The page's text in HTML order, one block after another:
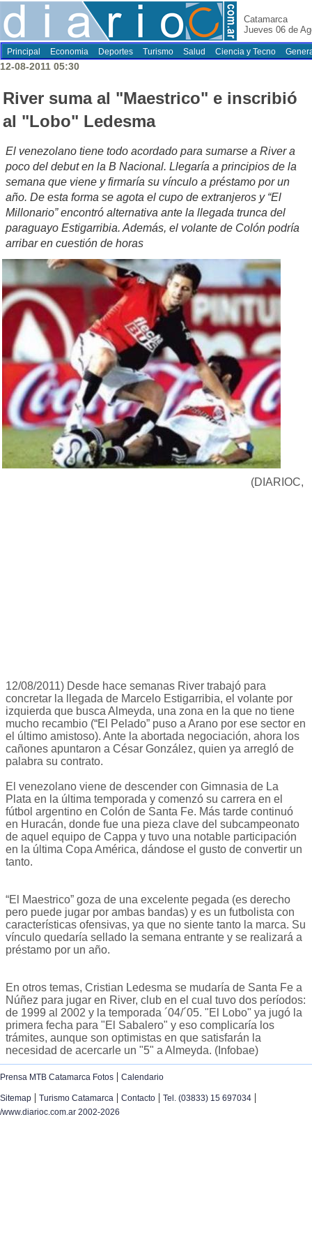
Catamarca
Jueves 06 de
Principal Economia Deportes Turismo Salud Ciencia y Tecno
12-08-2011 05:30
River suma al "Maestrico" e inscribió
al "Lobo" Ledesma
El venezolano tiene todo acordado para sumarse a River a
poco del debut en la B Nacional. Llegaría a principios de la
semana que viene y firmaría su vínculo a préstamo por un
año. De esta forma se agota el cupo de extranjeros y “El
Millonario” encontró alternativa ante la llegada trunca del
paraguayo Estigarribia. Además, el volante de Colón podría
arribar en cuestión de horas
(DIARIOC,
12/08/2011) Desde hace semanas River trabajó para
concretar la llegada de Marcelo Estigarribia, el volante por
izquierda que busca Almeyda, una zona en la que no tiene
mucho recambio (“El Pelado” puso a Arano por ese sector en
el último amistoso). Ante la abortada negociación, ahora los
cañones apuntaron a César González, quien ya arregló de
palabra su contrato.
El venezolano viene de descender con Gimnasia de La
Plata en la última temporada y comenzó su carrera en el
fútbol argentino en Colón de Santa Fe. Más tarde continuó
en Huracán, donde fue una pieza clave del subcampeonato
de aquel equipo de Cappa y tuvo una notable participación
en la última Copa América, dándose el gusto de convertir un
tanto.
“El Maestrico” goza de una excelente pegada (es derecho
pero puede jugar por ambas bandas) y es un futbolista con
características ofensivas, ya que no siente tanto la marca. Su
vínculo quedaría sellado la semana entrante y se realizará a
préstamo por un año.
En otros temas, Cristian Ledesma se mudaría de Santa Fe a
Núñez para jugar en River, club en el cual tuvo dos períodos:
de 1999 al 2002 y la temporada ´04/´05. "El Lobo" ya jugó la
primera fecha para "El Sabalero" y eso complicaría los
trámites, aunque son optimistas en que satisfarán la
necesidad de acercarle un "5" a Almeyda. (Infobae)
Prensa MTB Catamarca Fotos | Calendario
Sitemap | Turismo Catamarca | Contacto | Tel. (03833) 15 697034 |
/www.diarioc.com.ar 2002-2026